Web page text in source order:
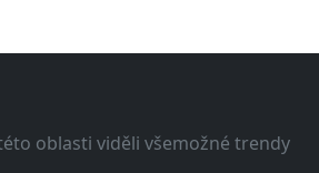
oblasti viděli všemožné trendy